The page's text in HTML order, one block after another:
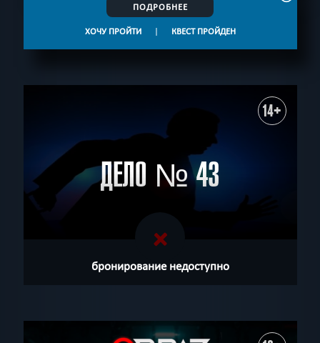
ПОДРОБНЕЕ
ХОЧУ ПРОЙТИ | КВЕСТ ПРОЙДЕН
14+
ДЕЛО № 43
бронирование недоступно